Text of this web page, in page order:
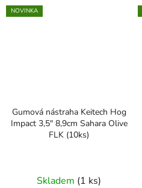
NOVINKA
Gumová nástraha Keitech Hog
Impact 3,5" 8,9cm Sahara Olive
FLK (10ks)
Skladem (1 ks)